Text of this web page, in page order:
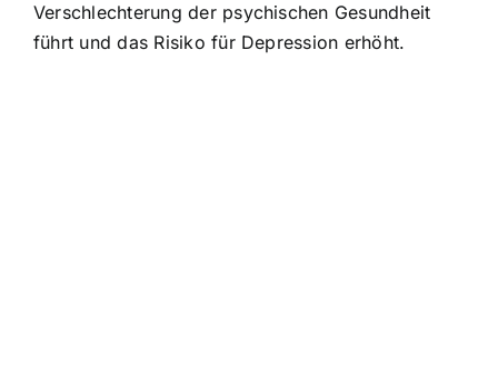
Verschlechterung der psychischen Gesundheit
führt und das Risiko für Depression erhöht.